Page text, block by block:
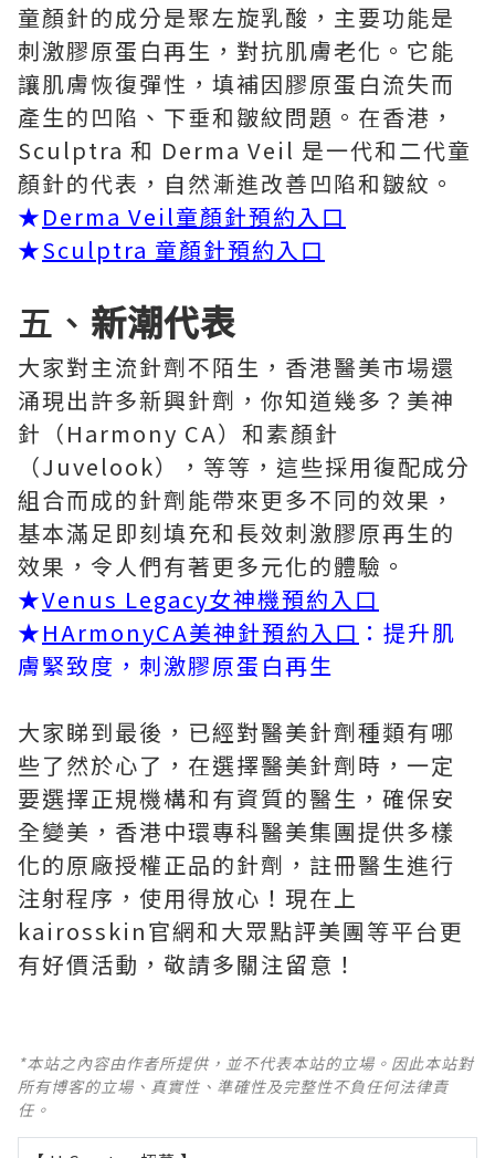
童顏針的成分是聚左旋乳酸，主要功能是
刺激膠原蛋白再生，對抗肌膚老化。它能
讓肌膚恢復彈性，填補因膠原蛋白流失而
產生的凹陷、下垂和皺紋問題。在香港，
Sculptra 和 Derma Veil 是一代和二代童
顏針的代表，自然漸進改善凹陷和皺紋。
★Derma Veil童顏針預約入口
★Sculptra 童顏針預約入口
五、 新潮代表
大家對主流針劑不陌生，香港醫美市場還
涌現出許多新興針劑，你知道幾多？美神
針（Harmony CA）和素顏針
（Juvelook），等等，這些採用復配成分
組合而成的針劑能帶來更多不同的效果，
基本滿足即刻填充和長效刺激膠原再生的
效果，令人們有著更多元化的體驗。
★Venus Legacy女神機預約入口
★HArmonyCA美神針預約入口 ：提升肌
膚緊致度，刺激膠原蛋白再生
大家睇到最後，已經對醫美針劑種類有哪
些了然於心了，在選擇醫美針劑時，一定
要選擇正規機構和有資質的醫生，確保安
全變美，香港中環專科醫美集團提供多樣
化的原廠授權正品的針劑，註冊醫生進行
注射程序，使用得放心！現在上
kairosskin官網和大眾點評美團等平台更
有好價活動，敬請多關注留意！
*本站之內容由作者所提供，並不代表本站的立場。因此本站對
所有博客的立場、真實性、準確性及完整性不負任何法律責
任。